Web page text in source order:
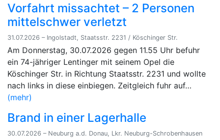
Vorfahrt missachtet – 2 Personen
mittelschwer verletzt
31.07.2026 – Ingolstadt, Staatsstr. 2231 / Köschinger Str.
Am Donnerstag, 30.07.2026 gegen 11.55 Uhr befuhr
ein 74-jähriger Lentinger mit seinem Opel die
Köschinger Str. in Richtung Staatsstr. 2231 und wollte
nach links in diese einbiegen. Zeitgleich fuhr auf…
(mehr)
Brand in einer Lagerhalle
30.07.2026 – Neuburg a.d. Donau, Lkr. Neuburg-Schrobenhausen